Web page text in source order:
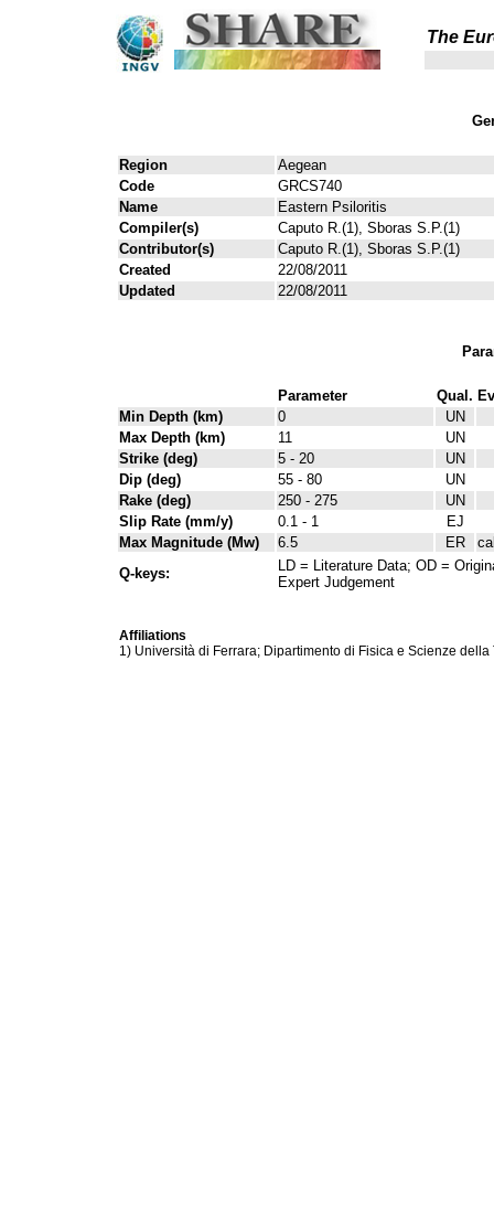
The
Region
Aegean
Code
GRCS740
Name
Eastern Psiloritis
Compiler(s)
Caputo R.(1), Sboras S.P.(1)
Contributor(s)
Caputo R.(1), Sboras S.P.(1)
Created
22/08/2011
Updated
22/08/2011
Parameter Qual.
Min Depth (km)
0
UN
Max Depth (km)
11
UN
Strike (deg)
5 - 20
UN
Dip (deg)
55 - 80
UN
Rake (deg)
250 - 275
UN
Slip Rate (mm/y)
0.1 - 1
EJ
Max Magnitude (Mw)
6.5 ER
Q-keys:
LD = Literature Data; OD =
Expert Judgement
Affiliations
1) Università di Ferrara; Dipartimento di Fisica e Scienze